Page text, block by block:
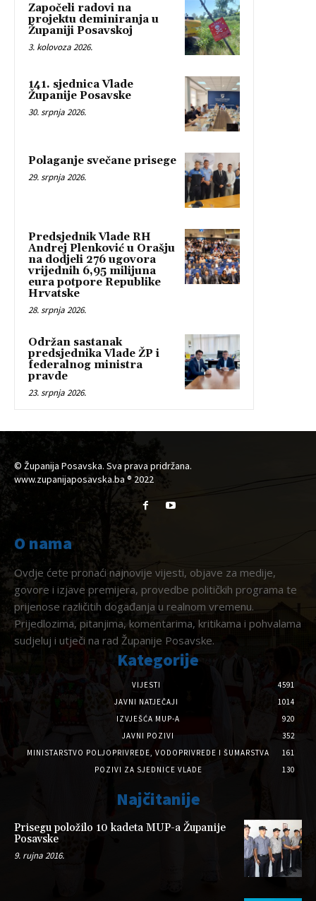
Započeli radovi na
projektu deminiranja u
Županiji Posavskoj
3. kolovoza 2026.
141. sjednica Vlade
Županije Posavske
30. srpnja 2026.
Polaganje svečane prisege
29. srpnja 2026.
Predsjednik Vlade RH
Andrej Plenković u Orašju
na dodjeli 276 ugovora
vrijednih 6,95 milijuna
eura potpore Republike
Hrvatske
28. srpnja 2026.
Održan sastanak
predsjednika Vlade ŽP i
federalnog ministra
pravde
23. srpnja 2026.
© Županija Posavska. Sva prava pridržana.
www.zupanijaposavska.ba ® 2022
O nama
Ovdje ćete pronaći najnovije vijesti, objave za medije,
govore i izjave premijera, provedbe političkih programa te
prijenose različitih događanja u realnom vremenu.
Prijedlozima, pitanjima, komentarima, kritikama i pohvalama
sudjeluj i utječi na rad Županije Posavske.
Kategorije
VIJESTI
4591
JAVNI NATJEČAJI
1014
IZVJEŠĆA MUP-A
920
JAVNI POZIVI
352
MINISTARSTVO POLJOPRIVREDE, VODOPRIVREDE I ŠUMARSTVA
161
POZIVI ZA SJEDNICE VLADE
130
Najčitanije
Prisegu položilo 10 kadeta MUP-a Županije
Posavske
9. rujna 2016.